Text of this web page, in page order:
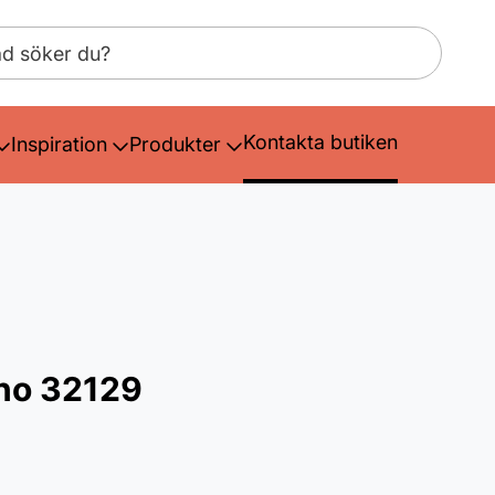
Inspiration Produkter Kontakta butiken
32129